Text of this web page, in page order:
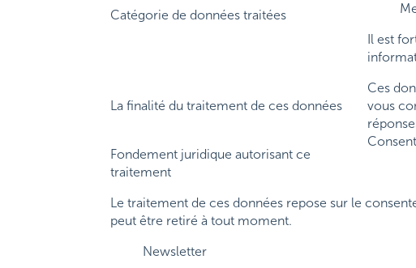
Catégorie de données traitées
Il est
La finalité du traitement de ces données
Ces
vous
Fondement juridique autorisant ce
traitement
Le traitement de ces données repose sur le
peut être retiré à tout moment.
Newsletter